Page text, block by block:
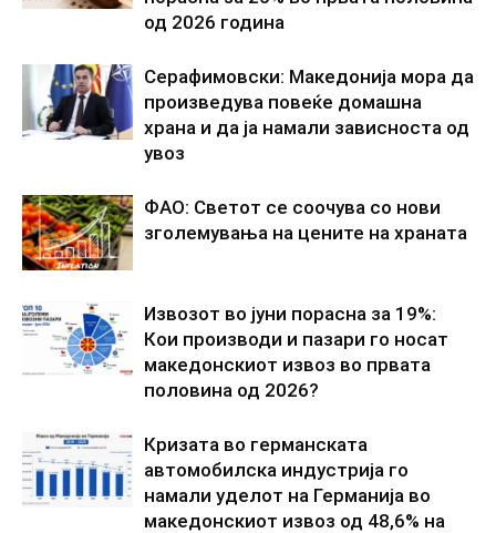
од 2026 година
Серафимовски: Македонија мора да
произведува повеќе домашна
храна и да ја намали зависноста од
увоз
ФАО: Светот се соочува со нови
зголемувања на цените на храната
Извозот во јуни порасна за 19%:
Кои производи и пазари го носат
македонскиот извоз во првата
половина од 2026?
Кризата во германската
автомобилска индустрија го
намали уделот на Германија во
македонскиот извоз од 48,6% на